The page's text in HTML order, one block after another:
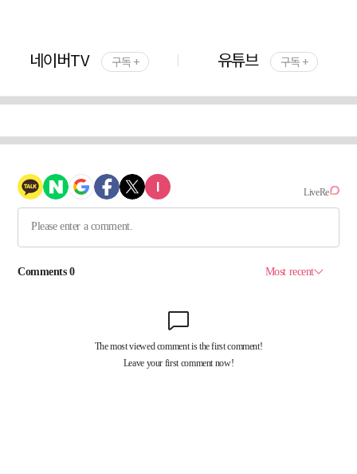
네이버TV 구독 + 유튜브 구독 +